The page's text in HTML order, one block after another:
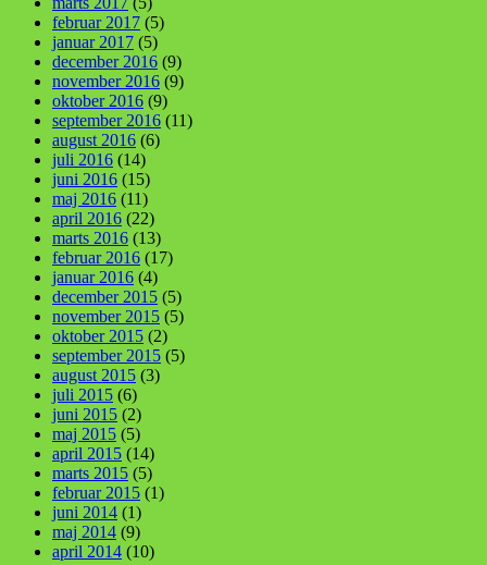
februar 2017 (5)
januar 2017 (5)
december 2016 (9)
november 2016 (9)
oktober 2016 (9)
september 2016 (11)
august 2016 (6)
juli 2016 (14)
juni 2016 (15)
maj 2016 (11)
april 2016 (22)
marts 2016 (13)
februar 2016 (17)
januar 2016 (4)
december 2015 (5)
november 2015 (5)
oktober 2015 (2)
september 2015 (5)
august 2015 (3)
juli 2015 (6)
juni 2015 (2)
maj 2015 (5)
april 2015 (14)
marts 2015 (5)
februar 2015 (1)
juni 2014 (1)
maj 2014 (9)
april 2014 (10)